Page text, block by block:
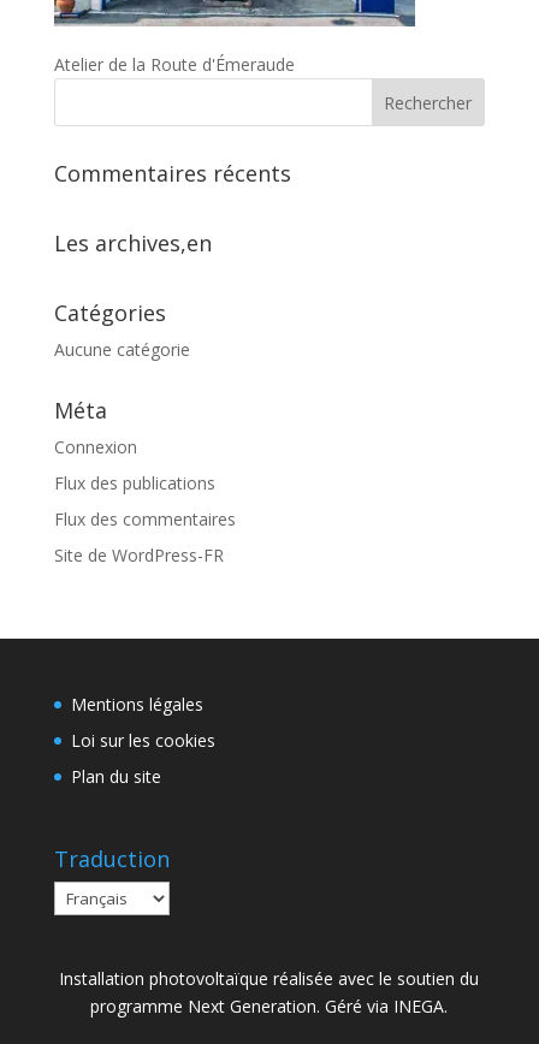
Atelier de la Route d'Émeraude
Commentaires récents
Les archives,en
Catégories
Aucune catégorie
Méta
Connexion
Flux des publications
Flux des commentaires
Site de WordPress-FR
Mentions légales
Loi sur les cookies
Plan du site
Traduction
Installation photovoltaïque réalisée avec le soutien du
programme Next Generation. Géré via INEGA.